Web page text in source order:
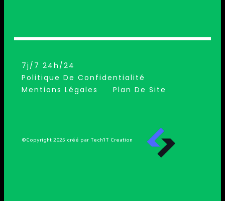
7j/7 24h/24
Politique De Confidentialité
Mentions Légales
Plan De Site
©Copyright 2025 créé par Tech’IT Creation